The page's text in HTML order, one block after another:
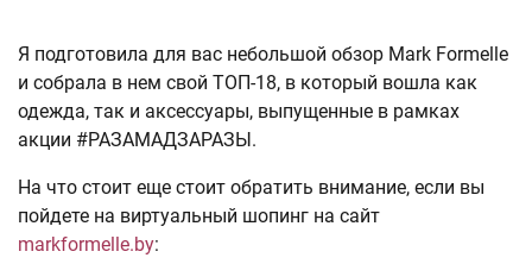
Я подготовила для вас небольшой обзор Mark Formelle
и собрала в нем свой ТОП-18, в который вошла как
одежда, так и аксессуары, выпущенные в рамках
акции #РАЗАМАДЗАРАЗЫ.
На что стоит еще стоит обратить внимание, если вы
пойдете на виртуальный шопинг на сайт
markformelle.by: